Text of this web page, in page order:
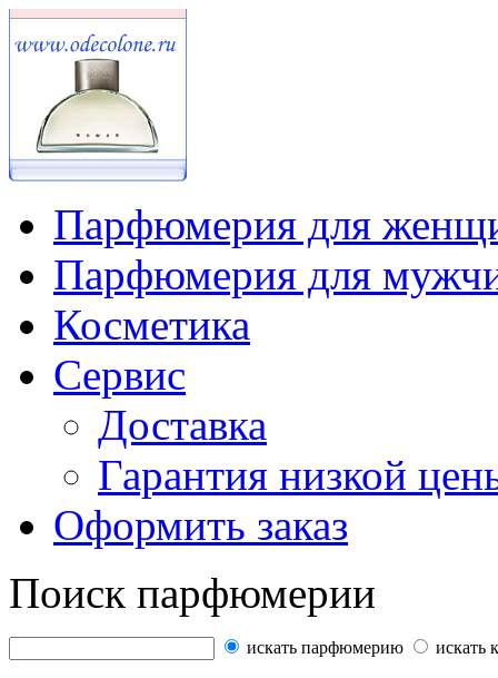
Парфюмерия для
Парфюмерия для
Косметика
Сервис
Доставка
Гарантия низкой
Оформить заказ
Поиск парфюмерии
искать парфюмерию искать